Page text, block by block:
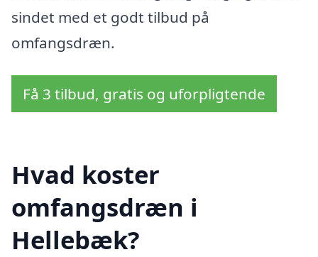
sindet med et godt tilbud på
omfangsdræn.
Få 3 tilbud, gratis og uforpligtende
Hvad koster
omfangsdræn i
Hellebæk?